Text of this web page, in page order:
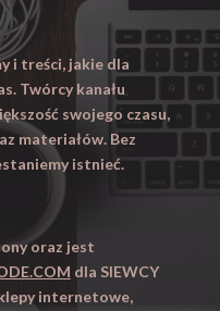
i treści, jakie dla
Twórcy kanału
swojego czasu,
materiałów. Bez
istnieć.
oraz jest
dla SIEWCY
internetowe,